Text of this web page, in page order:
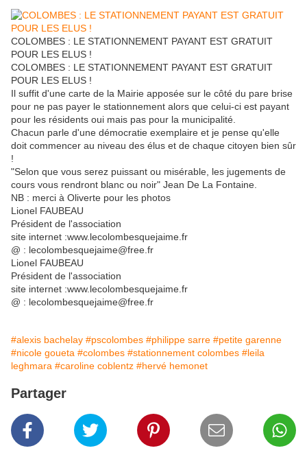
COLOMBES : LE STATIONNEMENT PAYANT EST GRATUIT
POUR LES ELUS !
COLOMBES : LE STATIONNEMENT PAYANT EST GRATUIT
POUR LES ELUS !
Il suffit d'une carte de la Mairie apposée sur le côté du pare brise
pour ne pas payer le stationnement alors que celui-ci est payant
pour les résidents oui mais pas pour la municipalité.
Chacun parle d'une démocratie exemplaire et je pense qu'elle
doit commencer au niveau des élus et de chaque citoyen bien sûr
!
"Selon que vous serez puissant ou misérable, les jugements de
cours vous rendront blanc ou noir" Jean De La Fontaine.
NB : merci à Oliverte pour les photos
Lionel FAUBEAU
Président de l'association
site internet :www.lecolombesquejaime.fr
@ : lecolombesquejaime@free.fr
Lionel FAUBEAU
Président de l'association
site internet :www.lecolombesquejaime.fr
@ : lecolombesquejaime@free.fr
#alexis bachelay #pscolombes #philippe sarre #petite garenne
#nicole goueta #colombes #stationnement colombes #leila
leghmara #caroline coblentz #hervé hemonet
Partager